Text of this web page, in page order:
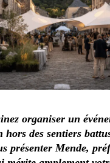
organiser un
hors des sentiers
présenter Mende,